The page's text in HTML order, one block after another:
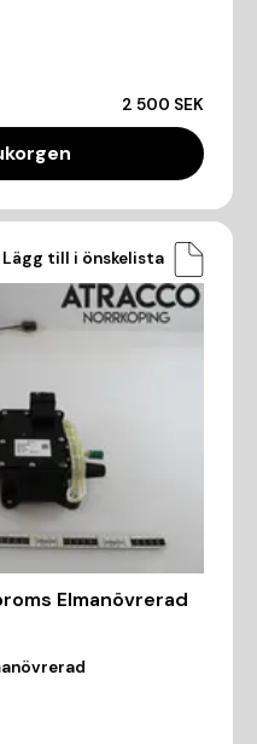
2 500 SEK
Lägg till i önskelista
Elmanövrerad